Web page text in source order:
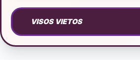
VISOS VIETOS